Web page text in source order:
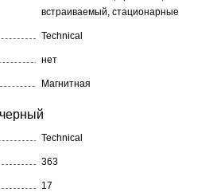
встраиваемый, стационарные
Technical
нет
Магнитная
Technical
363
17